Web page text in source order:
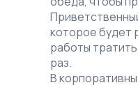
которое будет
работы
раз.
В